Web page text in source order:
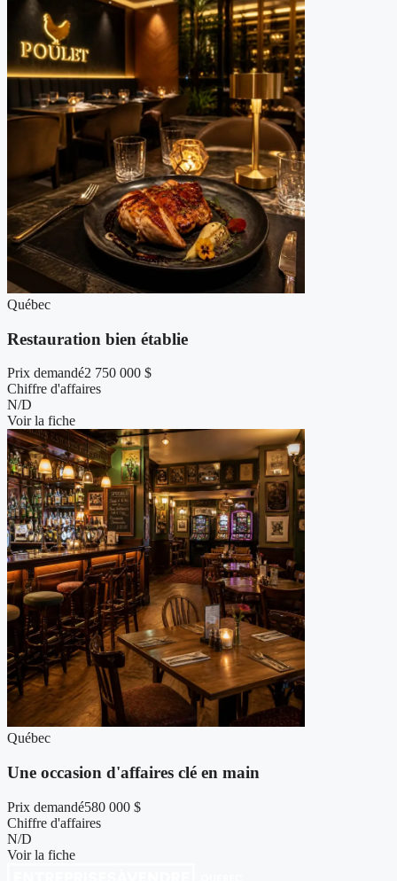
Québec
Restauration bien établie
Prix demandé2 750 000 $
Chiffre d'affaires
N/D
Voir la fiche
Québec
Une occasion d'affaires clé en main
Prix demandé580 000 $
Chiffre d'affaires
N/D
Voir la fiche